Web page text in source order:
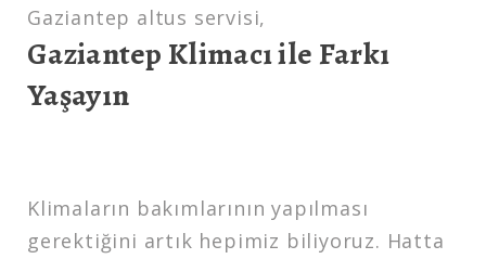
Gaziantep altus servisi,
Gaziantep Klimacı ile Farkı
Yaşayın
Klimaların bakımlarının yapılması
gerektiğini artık hepimiz biliyoruz. Hatta